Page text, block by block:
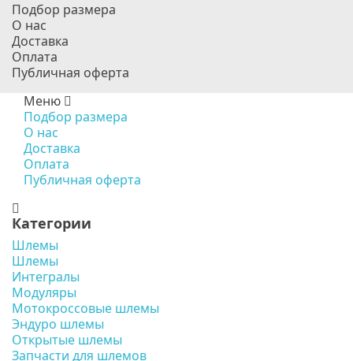
Подбор размера
О нас
Доставка
Оплата
Публичная оферта
Меню
Подбор размера
О нас
Доставка
Оплата
Публичная оферта
Категории
Шлемы
Шлемы
Интегралы
Модуляры
Мотокроссовые шлемы
Эндуро шлемы
Открытые шлемы
Запчасти для шлемов